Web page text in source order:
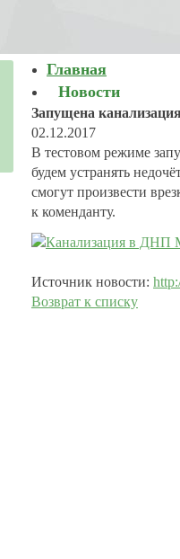
Главная
Новости
Запущена
02.12.2017
В тестовом режиме
будем устранять
смогут произвести
к коменданту.
Источник новости:
Возврат к списку